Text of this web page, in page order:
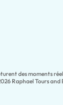
des moments
Raphael Tours